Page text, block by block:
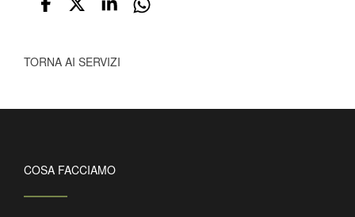
TORNA AI SERVIZI
COSA FACCIAMO